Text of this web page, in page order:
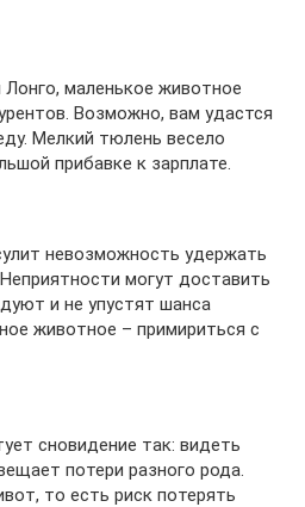
маленькое животное
Возможно, вам удастся
Мелкий тюлень весело
прибавке к зарплате.
невозможность удержать
могут доставить
и не упустят шанса
животное – примириться с
сновидение так: видеть
потери разного рода.
то есть риск потерять